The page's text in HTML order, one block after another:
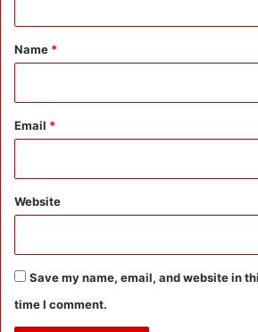
*
Name *
Email *
Website
Save my name, email, and website in
time I comment.